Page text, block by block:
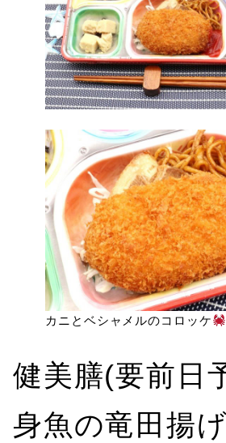
カニとベシャメルのコロッケ
健美膳(要前日
身魚の竜田揚げ